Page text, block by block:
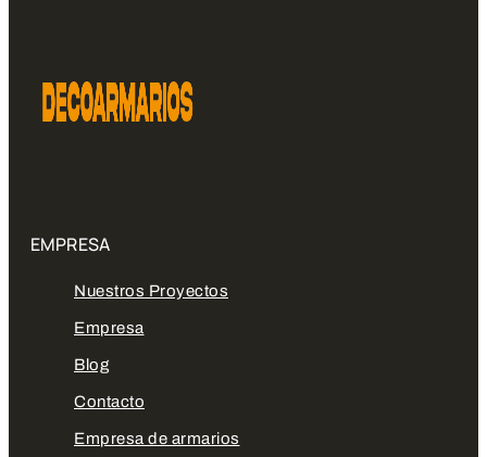
EMPRESA
Nuestros Proyectos
Empresa
Blog
Contacto
Empresa de armarios